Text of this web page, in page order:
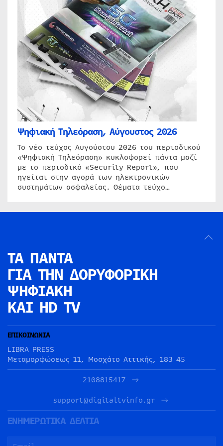
Ψηφιακή Τηλεόραση, Αύγουστος 2026
Το νέο τεύχος Αυγούστου 2026 του περιοδικού
«Ψηφιακή Τηλεόραση» κυκλοφορεί πάντα μαζί
με το περιοδικό «Security Report», που
ηγείται στην αγορά των ηλεκτρονικών
συστημάτων ασφαλείας. Θέματα τεύχο…
ΤΑ ΠΑΝΤΑ
ΓΙΑ ΤΗΝ ΔΟΡΥΦΟΡΙΚΗ
ΨΗΦΙΑΚΗ
ΚΑΙ HD TV
ΕΠΙΚΟΙΝΩΝΙΑ
LIBRA PRESS
Μεταμορφώσεως 11, Μοσχάτο Αττικής, 183 45
2108815417
support@digitaltvinfo.gr
ΕΝΗΜΕΡΩΤΙΚΑ ΔΕΛΤΙΑ